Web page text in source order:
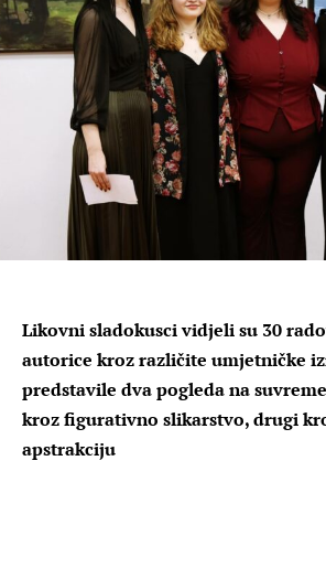
Likovni sladokusci vidjeli su 30
autorice kroz različite umjetničke
predstavile dva pogleda na
kroz figurativno slikarstvo, drugi
apstrakciju